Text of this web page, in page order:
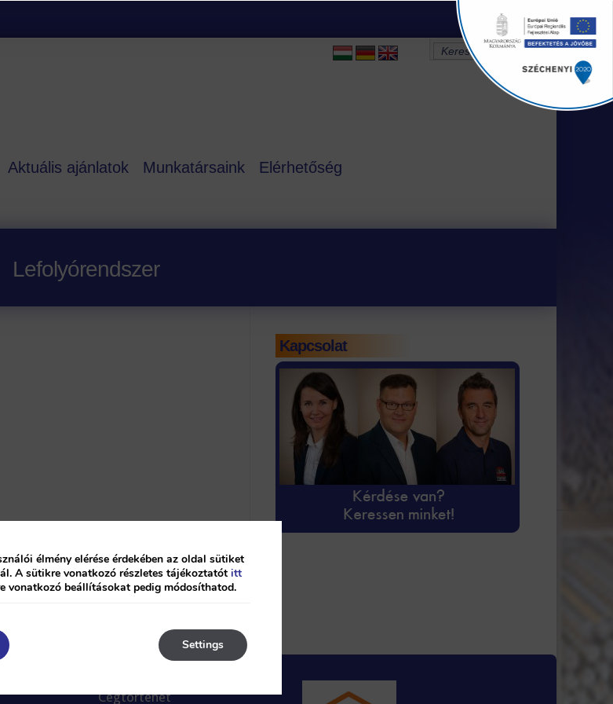
Aktuális ajánlatok Munkatársaink
Elérhetőség
Lefolyórendszer
Kapcsolat
Cégtörténet
élmény elérése érdekében az oldal sütiket
A sütikre vonatkozó részletes tájékoztatót itt
vonatkozó beállításokat pedig módosíthatod.
Settings